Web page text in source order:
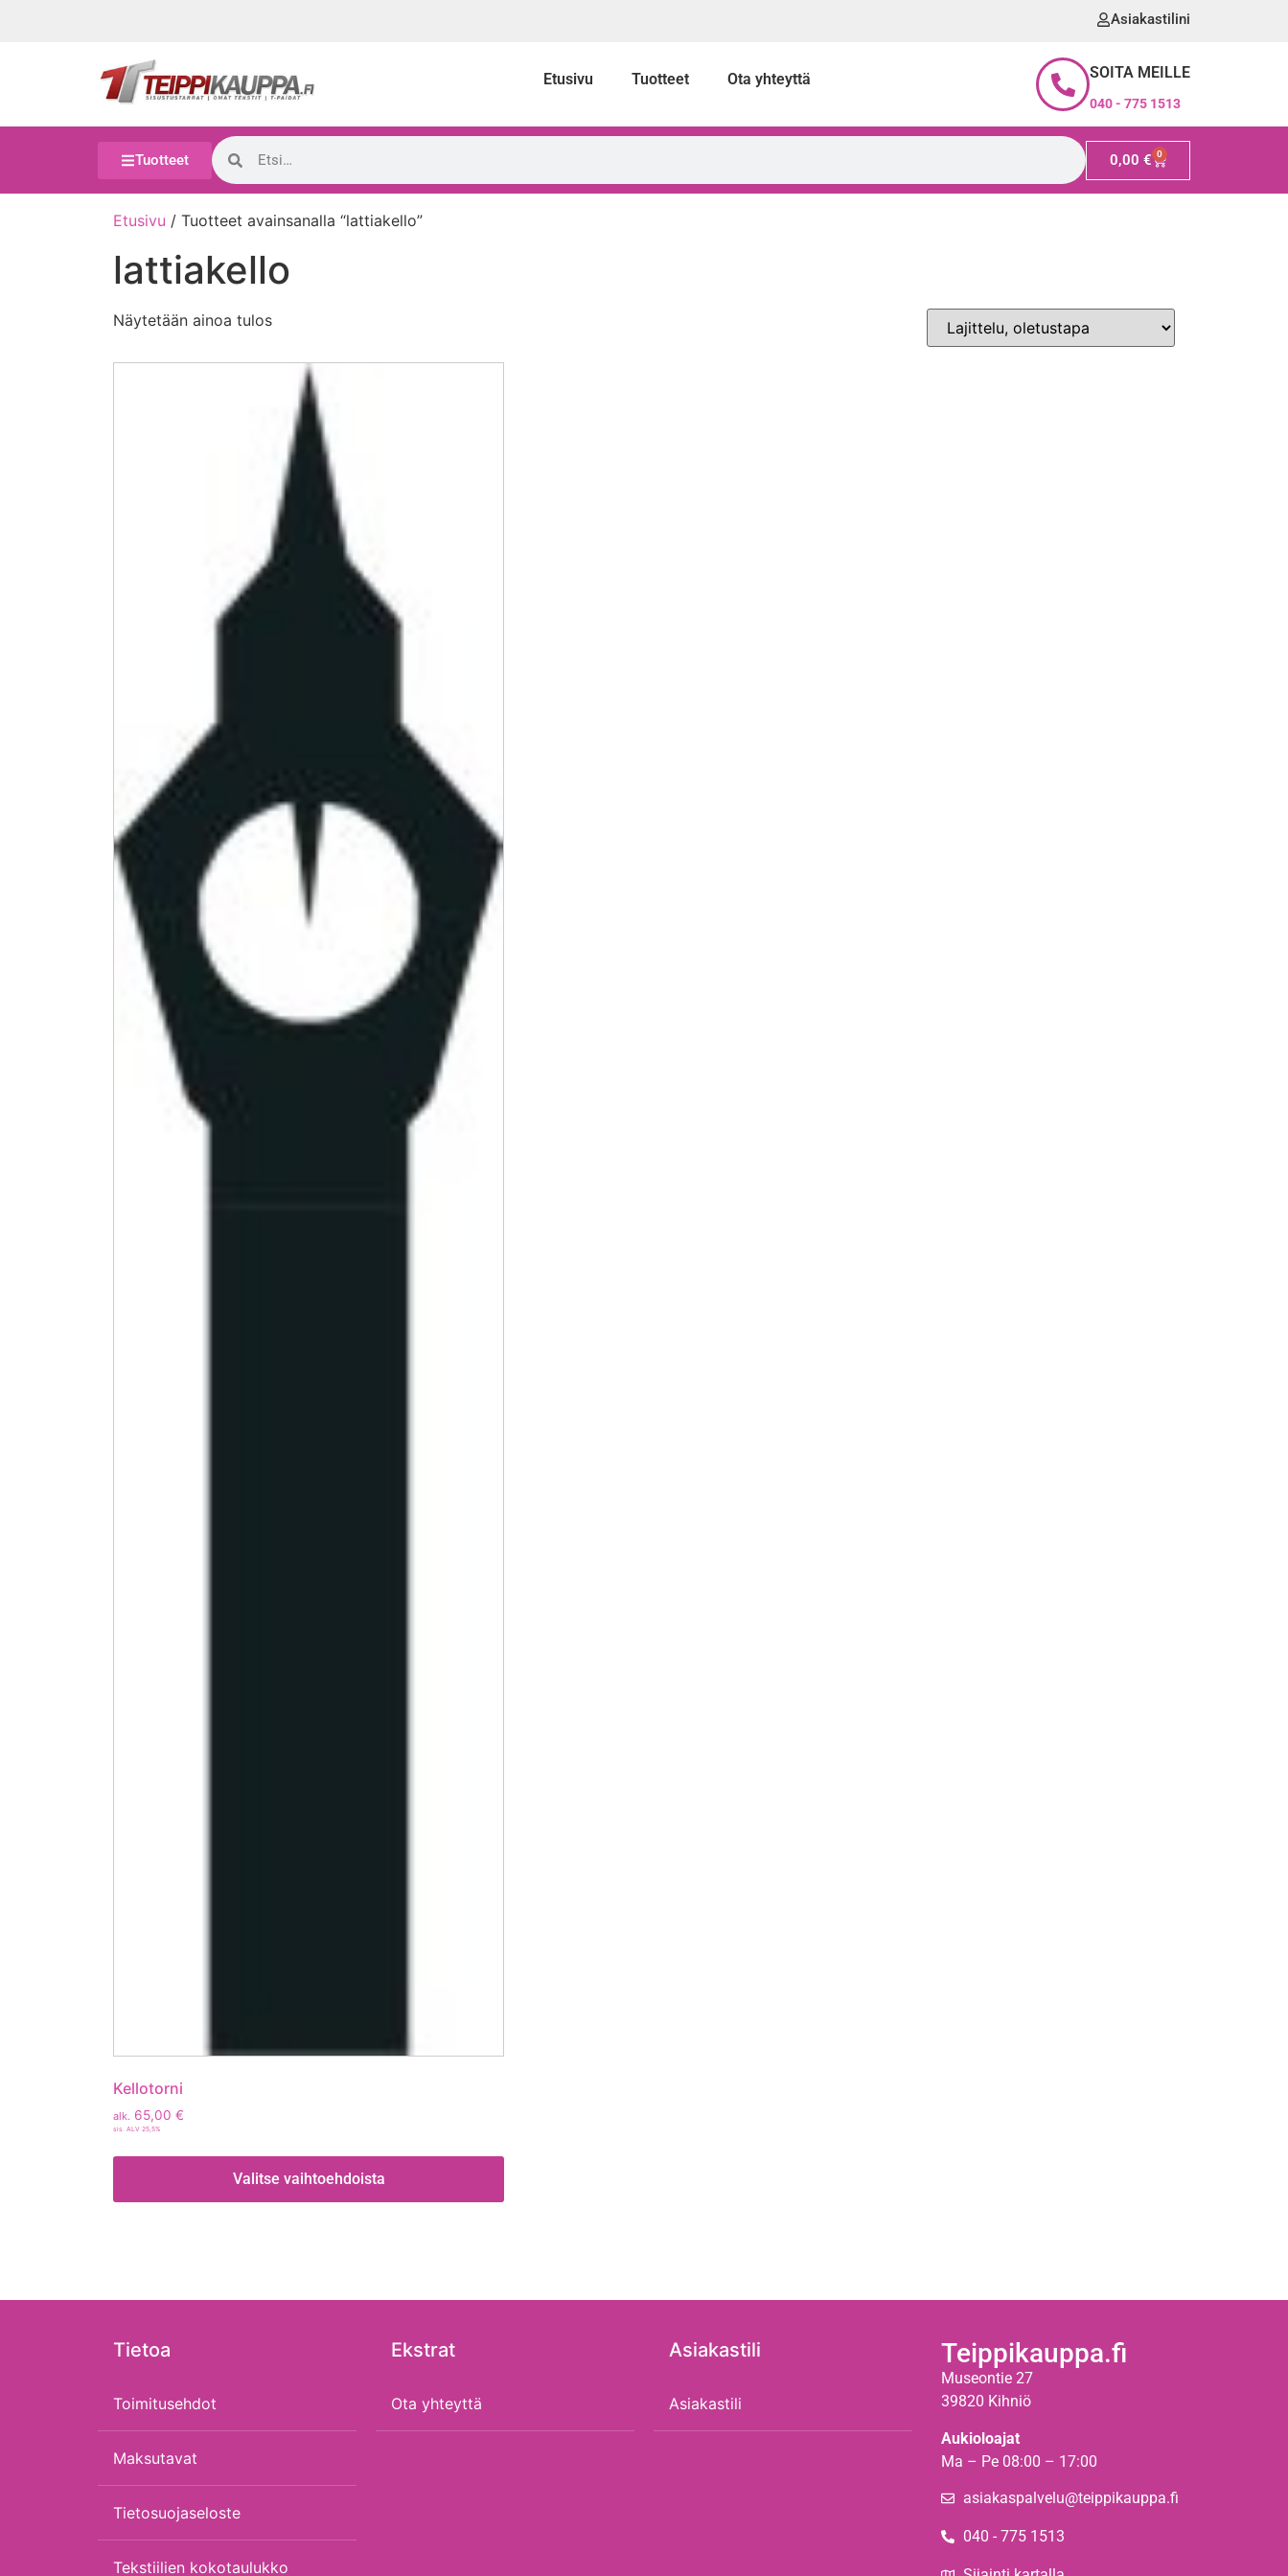
Asiakastilini
Etusivu Tuotteet Ota yhteyttä SOITA MEILLE
040 - 775 1513
Tuotteet 0,00 € 0
Etusivu / Tuotteet avainsanalla “lattiakello”
lattiakello
Näytetään ainoa tulos
Kellotorni
alk. 65,00 €
sis. ALV 25,5%
Valitse vaihtoehdoista
Tietoa
Toimitusehdot
Maksutavat
Tietosuojaseloste
Tekstiilien kokotaulukko
Ekstrat
Ota yhteyttä
Asiakastili
Asiakastili
Teippikauppa.fi
Museontie 27
39820 Kihniö
Aukioloajat
Ma – Pe 08:00 – 17:00
asiakaspalvelu@teippikauppa.fi
040 - 775 1513